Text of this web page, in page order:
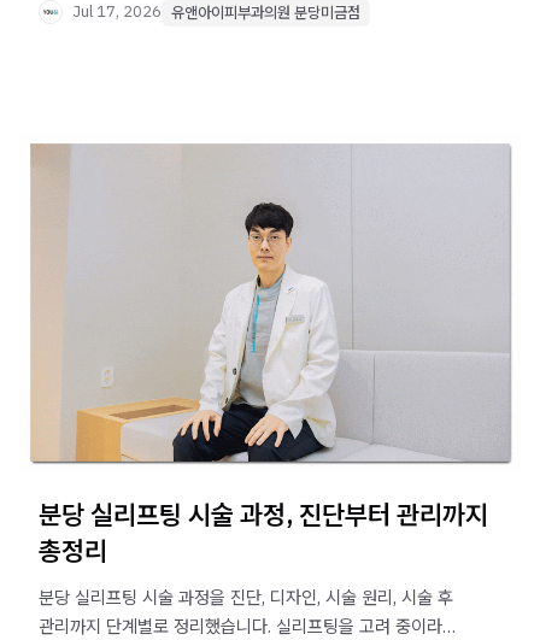
Jul 17, 2026 유앤아이피부과의원 분당미금점
분당 실리프팅 시술 과정, 진단부터 관리까지
총정리
분당 실리프팅 시술 과정을 진단, 디자인, 시술 원리, 시술 후
관리까지 단계별로 정리했습니다. 실리프팅을 고려 중이라면